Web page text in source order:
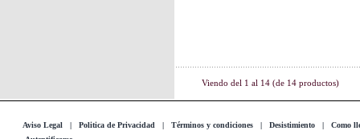
Viendo del 1 al 14 (de 14 productos)
Aviso Legal | Politica de Privacidad | Términos y condiciones | Desistimiento | Como